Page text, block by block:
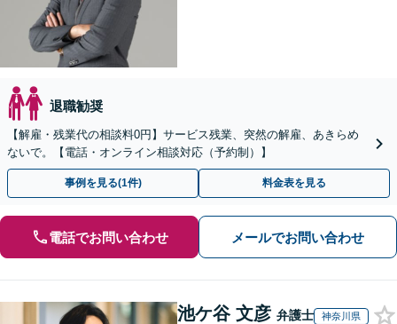
退職勧奨
【解雇・残業代の相談料0円】サービス残業、突然の解雇、あきらめ
ないで。【電話・オンライン相談対応（予約制）】
事例を見る(1件) 料金表を見る
電話でお問い合わせ メールでお問い合わせ
池ケ谷 文彦 弁護士 神奈川県